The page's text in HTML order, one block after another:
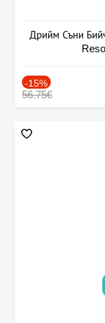
Дрийм Съни
-15%
56.75€